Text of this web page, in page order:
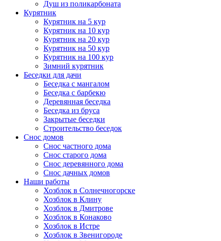
Душ из поликарбоната
Курятник
Курятник на 5 кур
Курятник на 10 кур
Курятник на 20 кур
Курятник на 50 кур
Курятник на 100 кур
Зимний курятник
Беседки для дачи
Беседка с мангалом
Беседка с барбекю
Деревянная беседка
Беседка из бруса
Закрытые беседки
Строительство беседок
Снос домов
Снос частного дома
Снос старого дома
Снос деревянного дома
Снос дачных домов
Наши работы
Хозблок в Солнечногорске
Хозблок в Клину
Хозблок в Дмитрове
Хозблок в Конаково
Хозблок в Истре
Хозблок в Звенигороде